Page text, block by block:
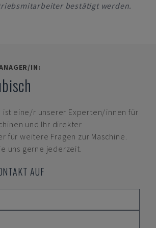
bestätigt werden.
IN:
ist eine/r unserer Experten/innen für
und Ihr direkter
für weitere Fragen zur Maschine.
uns gerne jederzeit.
AUF